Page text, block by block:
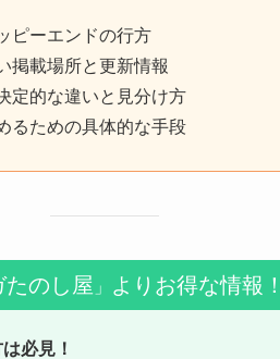
ピーエンドの行方
掲載場所と更新情報
定的な違いと見分け方
るための具体的な手段
たのし屋 」 よりお得な情報
必見！